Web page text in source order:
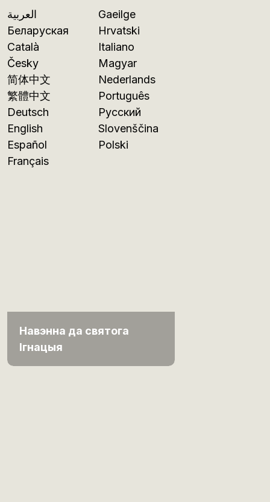
العربية
Беларуская
Català
Česky
简体中文
繁體中文
Deutsch
English
Español
Français
Gaeilge
Hrvatski
Italiano
Magyar
Nederlands
Português
Русский
Slovenščina
Polski
Навэнна да святога
Ігнацыя